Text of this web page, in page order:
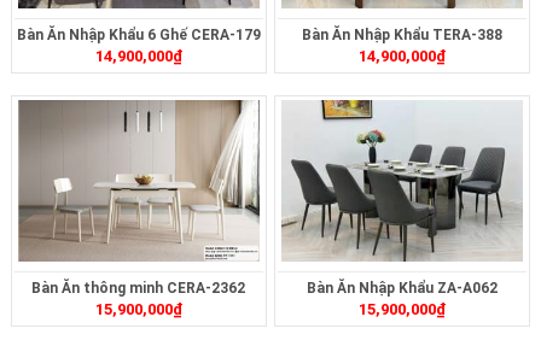
Bàn Ăn Nhập Khẩu 6 Ghế CERA-179
14,900,000₫
Bàn Ăn Nhập Khẩu TERA-388
14,900,000₫
Bàn Ăn thông minh CERA-2362
15,900,000₫
Bàn Ăn Nhập Khẩu ZA-A062
15,900,000₫